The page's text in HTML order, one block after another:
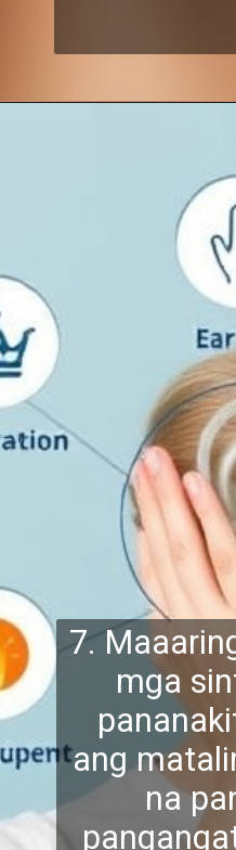
7.
mga
ang
na
pang